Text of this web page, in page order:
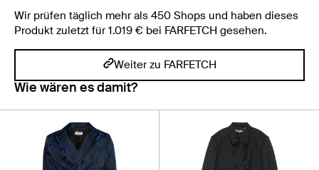
Wir prüfen täglich mehr als 450 Shops und haben dieses
Produkt zuletzt für 1.019 € bei FARFETCH gesehen.
Weiter zu FARFETCH
Wie wären es damit?